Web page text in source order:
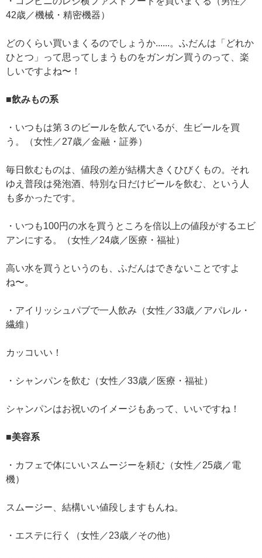
42歳／機械・精密機器）
どのくらい買いまくるのでしょうか......。ふだんは「どれか
ひとつ」って思ってしまうものをガンガン買うのって、楽
しいですよね〜！
■飲みもの系
・いつもは第３のビールを飲んでいるが、生ビールを買
う。（女性／27歳／金融・証券）
毎日飲むものは、値段の差が結構大きくひびくもの。それ
ゆえ普段は発泡酒、特別な日だけビールを飲む、という人
も多かったです。
・いつも100円の水を買うところを倍以上の値段がするエビ
アンにする。（女性／24歳／医療・福祉）
高い水を買うというのも、ふだんはできないことですよ
ね〜。
・アイリッシュパブで一人飲み（女性／33歳／アパレル・
繊維）
カッコいい！
・シャンパンを飲む（女性／33歳／医療・福祉）
シャンパンはお祝いのイメージもあって、いいですね！
■美容系
・カフェで体にいいスムージーを頼む（女性／25歳／電
機）
スムージー、結構いい値段しますもんね。
・エステに行く（女性／23歳／その他）